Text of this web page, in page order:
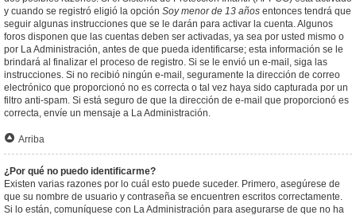
y cuando se registró eligió la opción Soy menor de 13 años entonces tendrá que
seguir algunas instrucciones que se le darán para activar la cuenta. Algunos
foros disponen que las cuentas deben ser activadas, ya sea por usted mismo o
por La Administración, antes de que pueda identificarse; esta información se le
brindará al finalizar el proceso de registro. Si se le envió un e-mail, siga las
instrucciones. Si no recibió ningún e-mail, seguramente la dirección de correo
electrónico que proporcionó no es correcta o tal vez haya sido capturada por un
filtro anti-spam. Si está seguro de que la dirección de e-mail que proporcionó es
correcta, envíe un mensaje a La Administración.
Arriba
¿Por qué no puedo identificarme?
Existen varias razones por lo cuál esto puede suceder. Primero, asegúrese de
que su nombre de usuario y contraseña se encuentren escritos correctamente.
Si lo están, comuníquese con La Administración para asegurarse de que no ha